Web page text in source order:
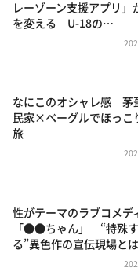
教えて！ニュー
ポツンと一軒家
レーゾーン支援アプリ」
を変える U-18の…
なにこのオシャレ感 茅
民家×ベーグルでほっこ
旅
性がテーマのラブコメデ
「●●ちゃん」 “特殊
る”異色作の宣伝現場と